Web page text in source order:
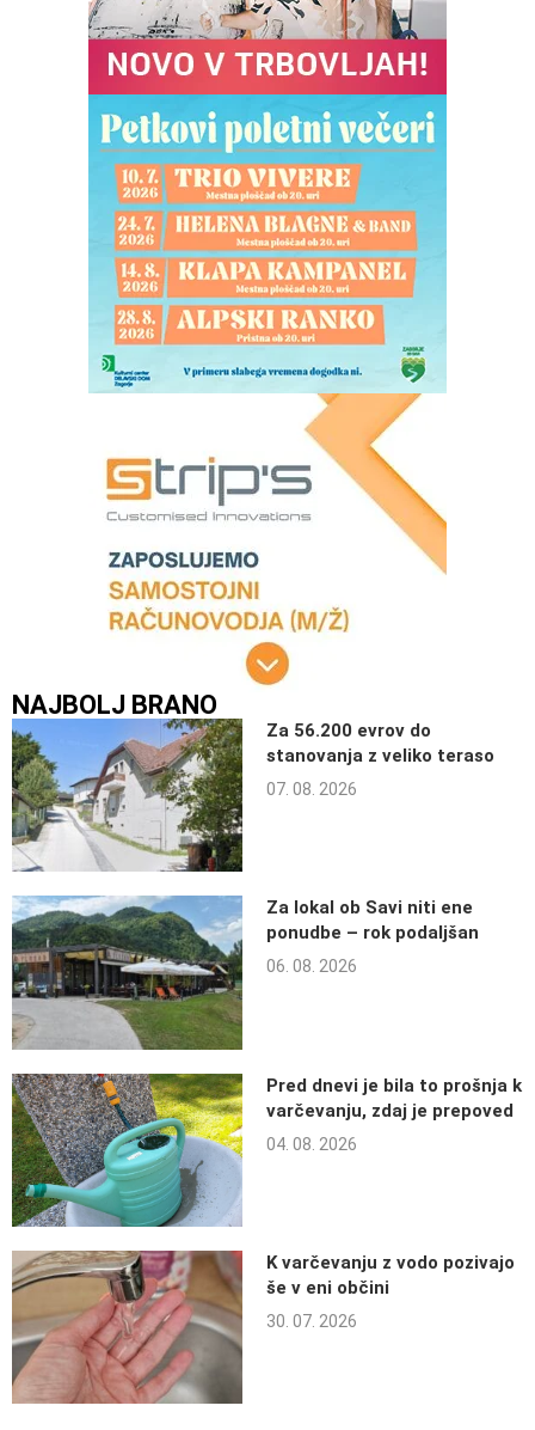
NAJBOLJ BRANO
Za 56.200 evrov do
stanovanja z veliko teraso
07. 08. 2026
Za lokal ob Savi niti ene
ponudbe – rok podaljšan
06. 08. 2026
Pred dnevi je bila to prošnja k
varčevanju, zdaj je prepoved
04. 08. 2026
K varčevanju z vodo pozivajo
še v eni občini
30. 07. 2026